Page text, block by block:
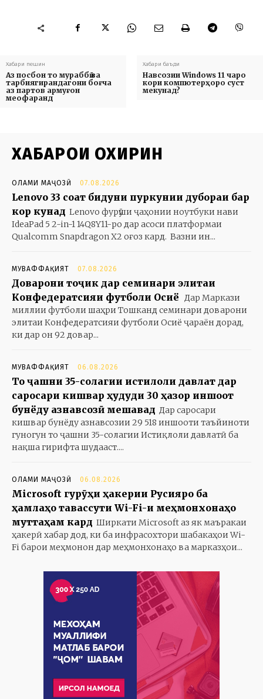
Хабари пешин
Аз посбон то мураббӣ ва
тарбиягирандагони боғча
аз партов армуғон
меофаранд
Хабари баъди
Навсозии Windows 11 чаро
кори компютерҳоро суст
мекунад?
ХАБАРҲОИ ОХИРИН
ОЛАМИ МАҶОЗӢ 07.08.2026
Lenovo 33 соат бидуни пуркунии дубораи барқ
кор кунад Lenovo фурӯши ҷаҳонии ноутбуки нави
IdeaPad 5 2-in-1 14Q8Y11-ро дар асоси платформаи
Qualcomm Snapdragon X2 оғоз кард. Вазни ин...
МУВАФФАҚИЯТ 07.08.2026
Доварони тоҷик дар семинари элитаи
Конфедератсияи футболи Осиё Дар Маркази
миллии футболи шаҳри Тошканд семинари доварони
элитаи Конфедератсияи футболи Осиё ҷараён дорад,
ки дар он 92 довар...
МУВАФФАҚИЯТ 06.08.2026
То ҷашни 35-солагии истиқлоли давлат дар
саросари кишвар ҳудуди 30 ҳазор иншоот
бунёду азнавсозӣ мешавад Дар саросари
кишвар бунёду азнавсозии 29 518 иншооти таъйиноти
гуногун то ҷашни 35-солагии Истиқлоли давлатӣ ба
нақша гирифта шудааст....
ОЛАМИ МАҶОЗӢ 06.08.2026
Microsoft гурӯҳи ҳакерии Русияро ба
ҳамлаҳо тавассути Wi-Fi-и меҳмонхонаҳо
муттаҳам кард Ширкати Microsoft аз як маъракаи
ҳакерӣ хабар дод, ки ба инфрасохтори шабакаҳои Wi-
Fi барои меҳмонон дар меҳмонхонаҳо ва марказҳои...